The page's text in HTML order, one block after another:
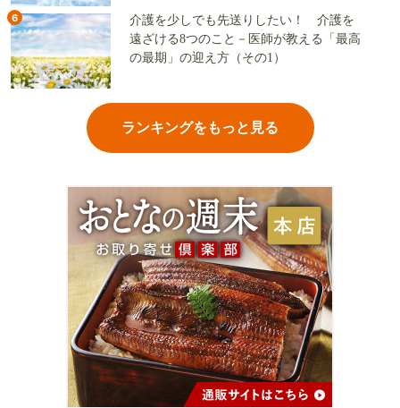
6
介護を少しでも先送りしたい！ 介護を
遠ざける8つのこと－医師が教える「最高
の最期」の迎え方（その1）
ランキングをもっと見る